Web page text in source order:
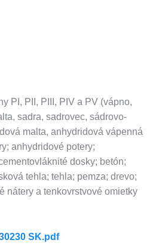
PI, PII, PIII, PIV a PV (vápno,
sadra, sadrovec, sádrovo-
malta, anhydridová vápenná
anhydridové potery;
dosky; betón;
tehla; tehla; pemza; drevo;
nátery a tenkovrstvové omietky
SK.pdf